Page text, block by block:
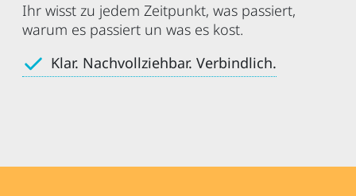
Ihr wisst zu jedem Zeitpunkt, was passiert,
warum es passiert un was es kost.
Klar. Nachvollziehbar. Verbindlich.